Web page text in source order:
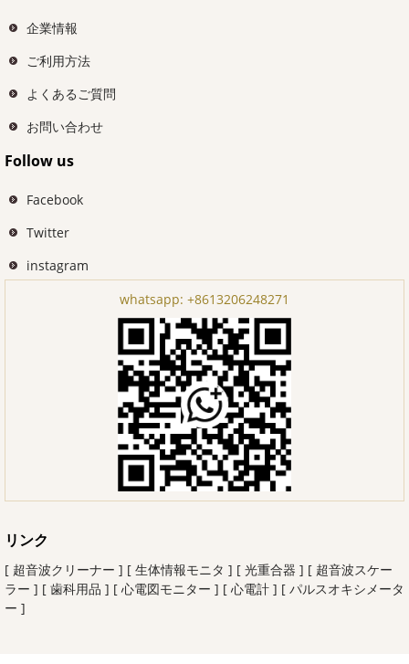
企業情報
ご利用方法
よくあるご質問
お問い合わせ
Follow us
Facebook
Twitter
instagram
whatsapp: +8613206248271
リンク
[ 超音波クリーナー ] [ 生体情報モニタ ] [ 光重合器 ] [ 超音波スケー
ラー ] [ 歯科用品 ] [ 心電図モニター ] [ 心電計 ] [ パルスオキシメータ
ー ]